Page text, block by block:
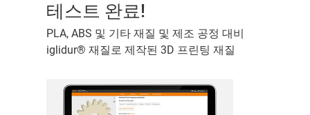
테스트 완료!
PLA, ABS 및 기타 재질 및 제조 공정 대비
iglidur® 재질로 제작된 3D 프린팅 재질